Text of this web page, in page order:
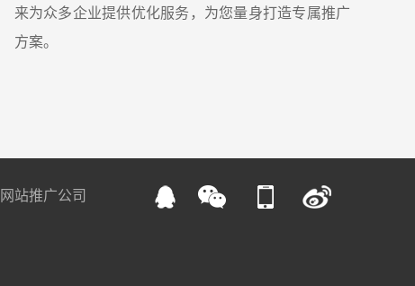
来为众多企业提供优化服务，为您量身打造专属推广
方案。
网站推广公司